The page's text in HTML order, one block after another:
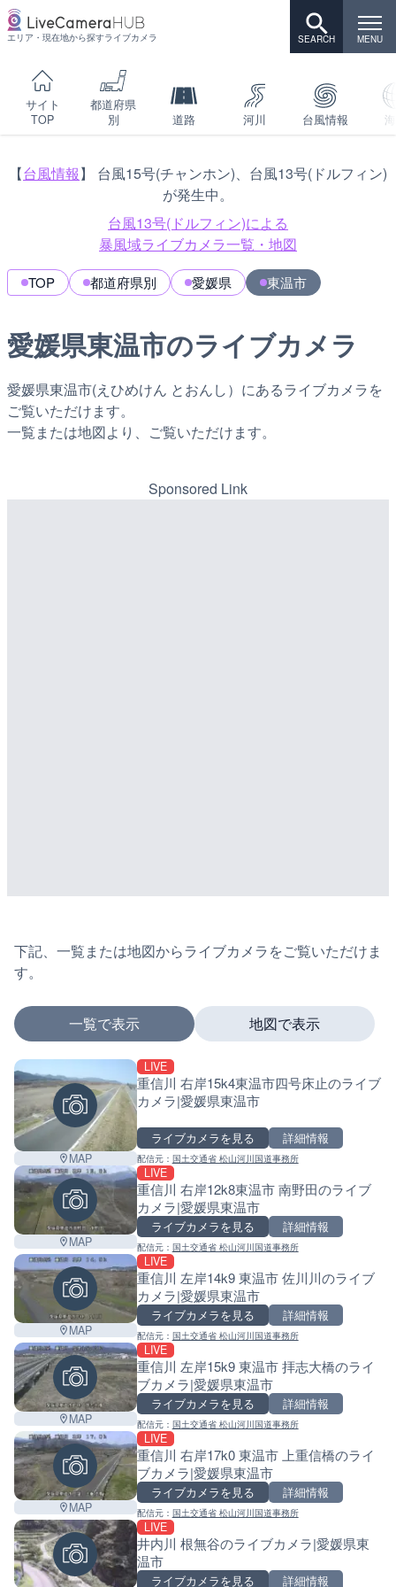
エリア・現在地から探すライブカメラ
サイト
TOP
都道府県
別
道路 河川 台風情報
【台風情報】 台風15号(チャンホン)、台風13号(ドルフィン)
が発生中。
台風13号(ドルフィン)による
暴風域ライブカメラ一覧・地図
TOP 都道府県別 愛媛県 東温市
愛媛県東温市のライブカメラ
愛媛県東温市(えひめけん とおんし）にあるライブカメラを
ご覧いただけます。
一覧または地図より、ご覧いただけます。
Sponsored Link
下記、一覧または地図からライブカメラをご覧いただけま
す。
一覧で表示
MAP
LIVE
重信川 右岸15k4東温市四号床止のライブ
カメラ|愛媛県東温市
ライブカメラを見る 詳細情報
配信元： 国土交通省 松山河川国道事務所
MAP
LIVE
重信川 右岸12k8東温市 南野田のライブ
カメラ|愛媛県東温市
ライブカメラを見る 詳細情報
配信元： 国土交通省 松山河川国道事務所
MAP
LIVE
重信川 左岸14k9 東温市 佐川川のライブ
カメラ|愛媛県東温市
ライブカメラを見る 詳細情報
配信元： 国土交通省 松山河川国道事務所
MAP
LIVE
重信川 左岸15k9 東温市 拝志大橋のライ
ブカメラ|愛媛県東温市
ライブカメラを見る 詳細情報
配信元： 国土交通省 松山河川国道事務所
MAP
LIVE
重信川 右岸17k0 東温市 上重信橋のライ
ブカメラ|愛媛県東温市
ライブカメラを見る 詳細情報
配信元： 国土交通省 松山河川国道事務所
LIVE
井内川 根無谷のライブカメラ|愛媛県東
温市
ライブカメラを見る 詳細情報
地図で表示
+
−
マーカーをタップするとライブカメラの詳細が表示さ